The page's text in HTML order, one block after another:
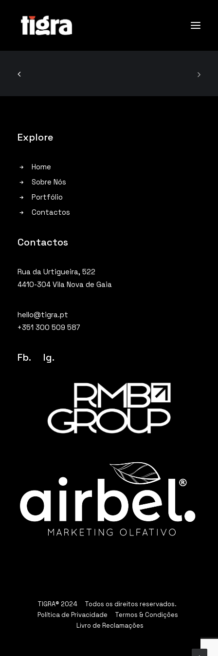
Sobre Nós
Search
Explore
Home
Sobre Nós
Portfólio
Contactos
Contactos
Rua da Urtigueira, 522
4410-304 Vila Nova de Gaia
hello@tigra.pt
+351 300 509 587
Fb. Ig.
TIGRA® 2024 Todos os direitos reservados.
Política de Privacidade
Termos & Condições
Livro de Reclamações